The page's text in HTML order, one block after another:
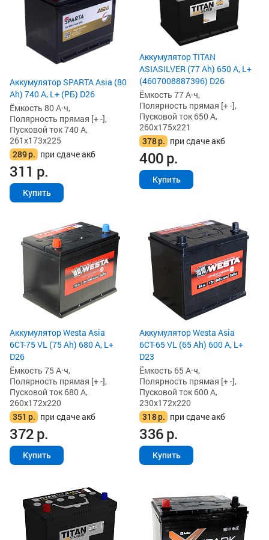
Аккумулятор SPARTA Asia (80
Ah) 740 А, L+ (РБ) D26
Ёмкость 80 А·ч,
Полярность прямая [+ -],
Пусковой ток 740 А,
261x173x225
289р. при сдаче акб
311 р.
Купить
Аккумулятор TITAN
ASIASILVER (77 Ah) 650 А, L+
(4607008887396) D26
Ёмкость 77 А·ч,
Полярность прямая [+ -],
Пусковой ток 650 А,
260x175x221
378р. при сдаче акб
400р.
Купить
Аккумулятор Westa Asia
6СТ-75 VL (75 Ah) 680 А, L+
D26
Ёмкость 75 А·ч,
Полярность прямая [+ -],
Пусковой ток 680 А,
260x172x220
351 р. при сдаче акб
372р.
Купить
Аккумулятор Westa Asia
6СТ-65 VL (65 Ah) 600 А, L+
D23
Ёмкость 65 А·ч,
Полярность прямая [+ -],
Пусковой ток 600 А,
230x172x220
318р. при сдаче акб
336р.
Купить